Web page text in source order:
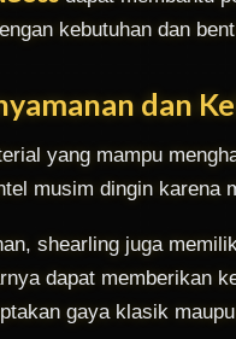
kebutuhan dan
dan
yang mampu
musim dingin
shearling juga
dapat memberikan
gaya klasik